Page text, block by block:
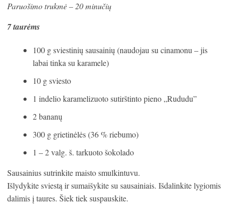
Paruošimo trukmė – 20 minučių
7 taurėms
100 g sviestinių sausainių (naudojau su cinamonu – jis
labai tinka su karamele)
10 g sviesto
1 indelio karamelizuoto sutirštinto pieno „Rududu”
2 bananų
300 g grietinėlės (36 % riebumo)
1 – 2 valg. š. tarkuoto šokolado
Sausainius sutrinkite maisto smulkintuvu.
Išlydykite sviestą ir sumaišykite su sausainiais. Išdalinkite lygiomis
dalimis į taures. Šiek tiek suspauskite.